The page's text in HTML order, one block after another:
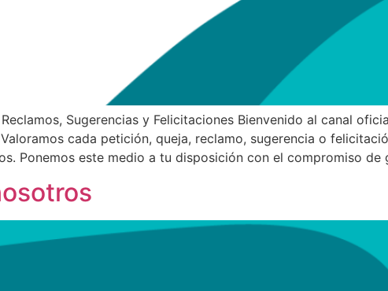
Reclamos, Sugerencias y Felicitaciones Bienvenido al canal
cada petición, queja, reclamo, sugerencia o
Ponemos este medio a tu disposición con el compromiso